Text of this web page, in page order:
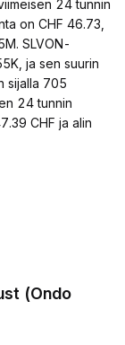
24 tunnin
on CHF 46.73,
SLVON-
ja sen suurin
sijalla 705
24 tunnin
CHF ja alin
(Ondo